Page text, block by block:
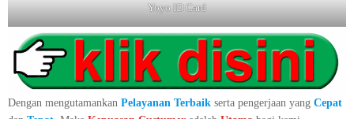
Yoyo ID Card
Dengan mengutamankan Pelayanan Terbaik serta pengerjaan yang Cepat